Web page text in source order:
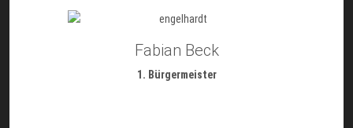
Fabian Beck
1. Bürgermeister